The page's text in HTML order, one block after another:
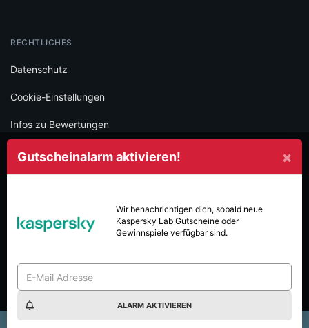
×
Gutscheinalarm aktivieren!
Wir benachrichtigen dich, sobald neue
Kaspersky LabGutscheine oder
Gewinnspiele verfügbar sind.
ALARM AKTIVIEREN
RECHTLICHES
Datenschutz
Cookie-Einstellungen
Infos zu Bewertungen
AGB
Folge iamstudent und verpasse keine Deals mehr.
Made with
in Vienna.